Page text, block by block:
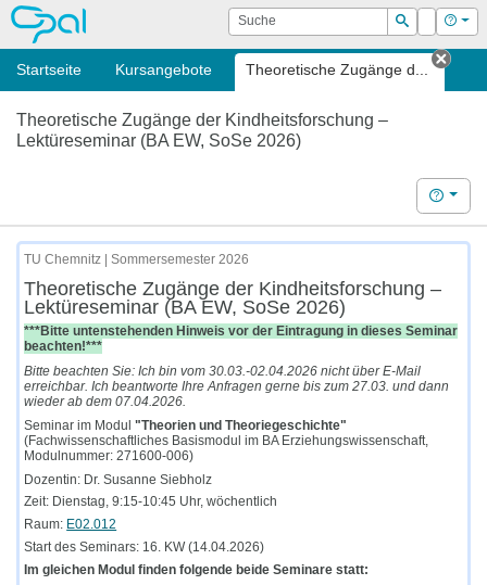
OPAL Suche
Suchen
Login Hilfe
Startseite Kursangebote Theoretische Zugänge d...
Tab
Theoretische Zugänge der Kindheitsforschung –
Lektüreseminar (BA EW, SoSe 2026)
Hilfe
TU Chemnitz | Sommersemester 2026
Theoretische Zugänge der Kindheitsforschung –
Lektüreseminar (BA EW, SoSe 2026)
***Bitte untenstehenden Hinweis vor der Eintragung in dieses Seminar
beachten!***
Bitte beachten Sie: Ich bin vom 30.03.-02.04.2026 nicht über E-Mail
erreichbar. Ich beantworte Ihre Anfragen gerne bis zum 27.03. und dann
wieder ab dem 07.04.2026.
Seminar im Modul"Theorien und Theoriegeschichte"
(Fachwissenschaftliches Basismodul im BA Erziehungswissenschaft,
Modulnummer: 271600-006)
Dozentin: Dr. Susanne Siebholz
Zeit: Dienstag, 9:15-10:45 Uhr, wöchentlich
Raum: E02.012
Start des Seminars: 16. KW (14.04.2026)
Im gleichen Modul finden folgende beide Seminare statt: